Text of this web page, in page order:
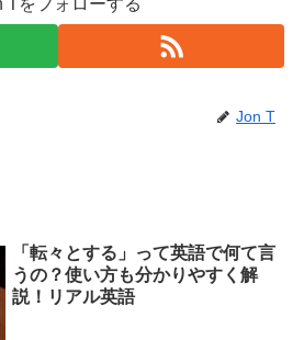
Jon T
「転々とする」って英語で何て言
うの？使い方も分かりやすく解
説！リアル英語